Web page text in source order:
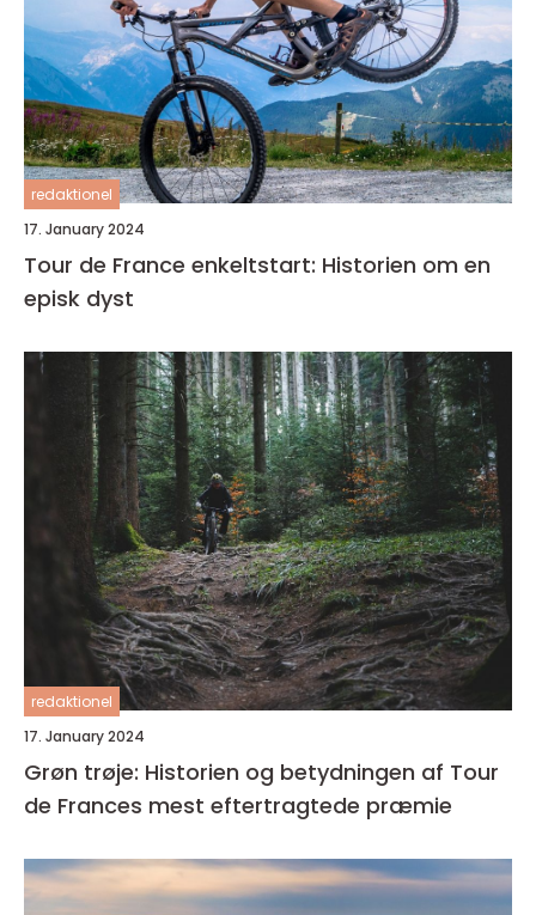
redaktionel
17. January 2024
Tour de France enkeltstart: Historien om en
episk dyst
redaktionel
17. January 2024
Grøn trøje: Historien og betydningen af Tour
de Frances mest eftertragtede præmie